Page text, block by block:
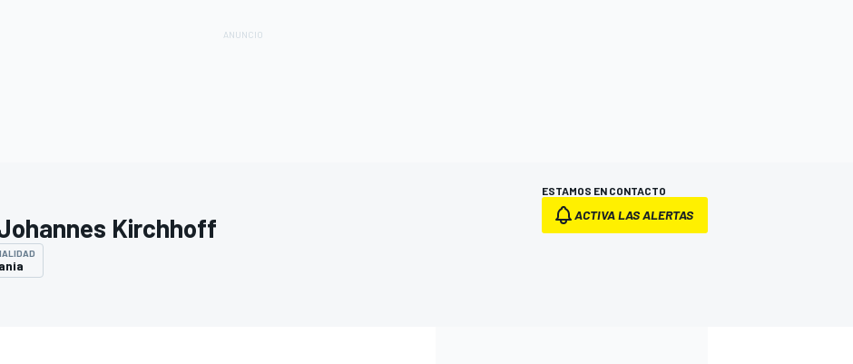
Kirchhoff
ESTAMOS EN CONTACTO
ACTIVA LAS ALERTAS